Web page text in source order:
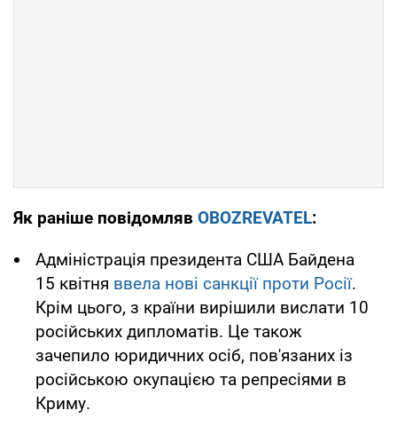
Як раніше повідомляв OBOZREVATEL:
Адміністрація президента США Байдена
15 квітня ввела нові санкції проти Росії.
Крім цього, з країни вирішили вислати 10
російських дипломатів. Це також
зачепило юридичних осіб, пов'язаних із
російською окупацією та репресіями в
Криму.